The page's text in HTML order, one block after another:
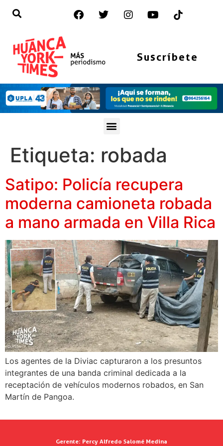
Suscríbete
Etiqueta: robada
Satipo: Policía recupera
moderna camioneta robada
a mano armada en Villa Rica
Los agentes de la Diviac capturaron a los presuntos
integrantes de una banda criminal dedicada a la
receptación de vehículos modernos robados, en San
Martín de Pangoa.
Gerente: Percy Alfredo Salomé Medina